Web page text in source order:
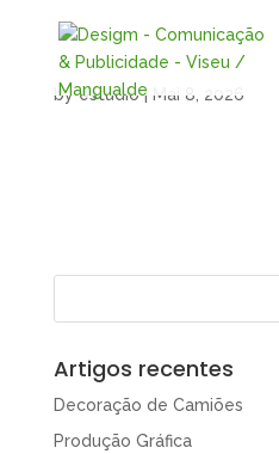
byestudio| Mai 8, 2026
Artigos recentes
Decoração de Camiões
Produção Gráfica